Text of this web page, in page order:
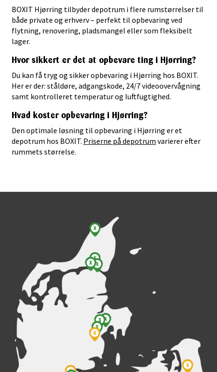
BOXIT Hjørring tilbyder depotrum i flere rumstørrelser til
både private og erhverv – perfekt til opbevaring ved
flytning, renovering, pladsmangel eller som fleksibelt
lager.
Hvor sikkert er det at opbevare ting i Hjørring?
Du kan få tryg og sikker opbevaring i Hjørring hos BOXIT.
Her er der: ståldøre, adgangskode, 24/7 videoovervågning
samt kontrolleret temperatur og luftfugtighed.
Hvad koster opbevaring i Hjørring?
Den optimale løsning til opbevaring i Hjørring er et
depotrum hos BOXIT. Priserne på depotrum varierer efter
rummets størrelse.